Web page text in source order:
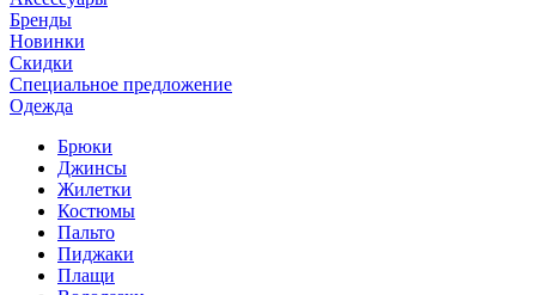
Бренды
Новинки
Скидки
Специальное предложение
Одежда
Брюки
Джинсы
Жилетки
Костюмы
Пальто
Пиджаки
Плащи